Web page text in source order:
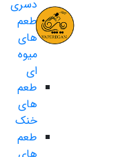
دسری
طعم
های
میوه
ای
طعم
های
خنک
طعم